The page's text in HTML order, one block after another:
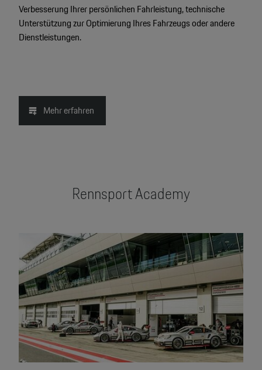
Verbesserung Ihrer persönlichen Fahrleistung, technische
Unterstützung zur Optimierung Ihres Fahrzeugs oder andere
Dienstleistungen.
Mehr erfahren
Rennsport Academy